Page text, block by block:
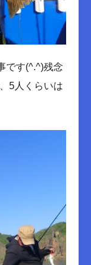
です(^.^)残念
5人くらいは